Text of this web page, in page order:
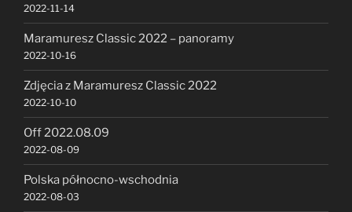
2022-11-14
Maramuresz Classic 2022 – panoramy
2022-10-16
Zdjęcia z Maramuresz Classic 2022
2022-10-10
Off 2022.08.09
2022-08-09
Polska północno-wschodnia
2022-08-03